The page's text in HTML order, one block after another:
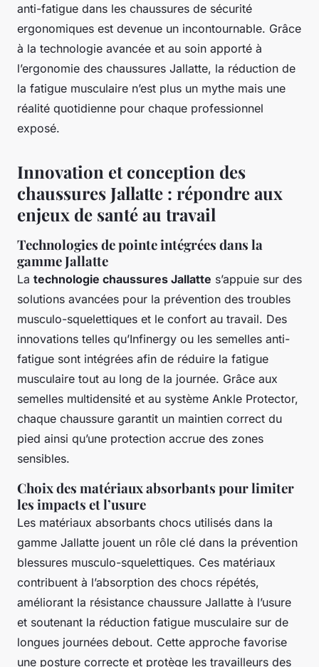
anti-fatigue dans les chaussures de sécurité
ergonomiques est devenue un incontournable. Grâce
à la technologie avancée et au soin apporté à
l’ergonomie des chaussures Jallatte, la réduction de
la fatigue musculaire n’est plus un mythe mais une
réalité quotidienne pour chaque professionnel
exposé.
Innovation et conception des
chaussures Jallatte : répondre aux
enjeux de santé au travail
Technologies de pointe intégrées dans la
gamme Jallatte
La technologie chaussures Jallatte s’appuie sur des
solutions avancées pour la prévention des troubles
musculo-squelettiques et le confort au travail. Des
innovations telles qu’Infinergy ou les semelles anti-
fatigue sont intégrées afin de réduire la fatigue
musculaire tout au long de la journée. Grâce aux
semelles multidensité et au système Ankle Protector,
chaque chaussure garantit un maintien correct du
pied ainsi qu’une protection accrue des zones
sensibles.
Choix des matériaux absorbants pour limiter
les impacts et l’usure
Les matériaux absorbants chocs utilisés dans la
gamme Jallatte jouent un rôle clé dans la prévention
blessures musculo-squelettiques. Ces matériaux
contribuent à l’absorption des chocs répétés,
améliorant la résistance chaussure Jallatte à l’usure
et soutenant la réduction fatigue musculaire sur de
longues journées debout. Cette approche favorise
une posture correcte et protège les travailleurs des